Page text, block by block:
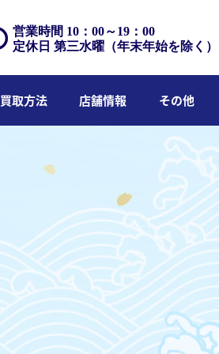
営業時間 10：00～19：00
定休日 第三水曜（年末年始を除く）
買取方法 店舗情報 その他